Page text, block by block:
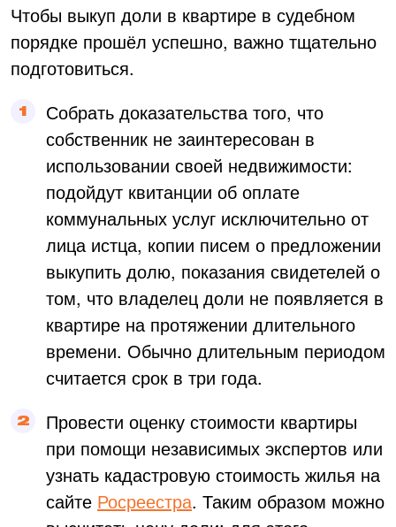
Чтобы выкуп доли в квартире в судебном
порядке прошёл успешно, важно тщательно
подготовиться.
Собрать доказательства того, что
собственник не заинтересован в
использовании своей недвижимости:
подойдут квитанции об оплате
коммунальных услуг исключительно от
лица истца, копии писем о предложении
выкупить долю, показания свидетелей о
том, что владелец доли не появляется в
квартире на протяжении длительного
времени. Обычно длительным периодом
считается срок в три года.
Провести оценку стоимости квартиры
при помощи независимых экспертов или
узнать кадастровую стоимость жилья на
сайте Росреестра. Таким образом можно